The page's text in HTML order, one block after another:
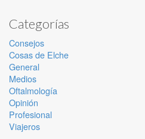
Categorías
Consejos
Cosas de Elche
General
Medios
Oftalmología
Opinión
Profesional
Viajeros